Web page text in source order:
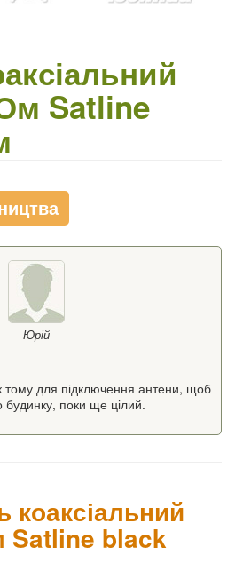
Satline
Юрій
тому для підключення антени, щоб
будинку, поки ще цілий.
коаксіальний
Satline black